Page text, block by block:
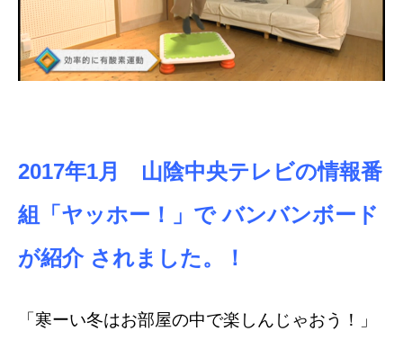
2017年1月 山陰中央テレビの情報番
組「ヤッホー！」でバンバンボード
が紹介 されました。！
「寒ーい冬はお部屋の中で楽しんじゃおう！」